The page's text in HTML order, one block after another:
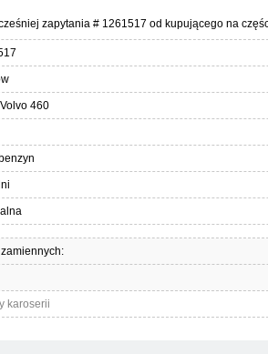
zapytania # 1261517 od kupującego na
460
karoserii